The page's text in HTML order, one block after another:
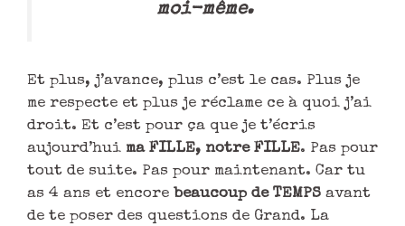
moi-même.
Et plus, j’avance, plus c’est le cas. Plus je
me respecte et plus je réclame ce à quoi j’ai
droit. Et c’est pour ça que je t’écris
aujourd’hui ma FILLE, notre FILLE. Pas pour
tout de suite. Pas pour maintenant. Car tu
as 4 ans et encore beaucoup de TEMPS avant
de te poser des questions de Grand. La